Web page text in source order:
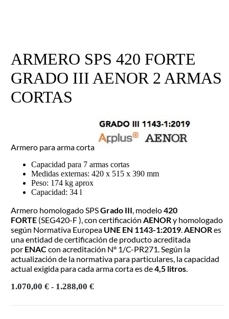
ARMERO SPS 420 FORTE
GRADO III AENOR 2 ARMAS
CORTAS
Armero para arma corta
Capacidad para 7 armas cortas
Medidas externas: 420 x 515 x 390 mm
Peso: 174 kg aprox
Capacidad: 34 l
Armero homologado SPSGrado III, modelo420
FORTE (SEG420-F ), con certificación AENORy homologado
según Normativa Europea UNE EN 1143-1:2019.AENORes
una entidad de certificación de producto acreditada
por ENACcon acreditación Nº 1/C-PR271. Según la
actualización de la normativa para particulares, la capacidad
actual exigida para cada arma corta es de4,5 litros.
1.070,00 € - 1.288,00 €Rango
precios: